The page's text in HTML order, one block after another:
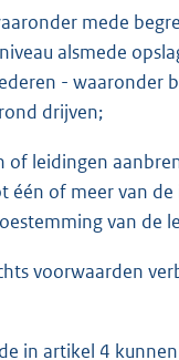
mede
alsmede
- waaronder
drijven;
leidingen
of meer van
van de
voorwaarden
in artikel 4